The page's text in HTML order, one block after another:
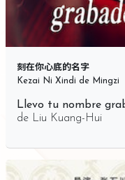
刻在你心底的名字
Kezai Ni Xindi de Mingzi
Llevo tu nombre
de Liu Kuang-Hui